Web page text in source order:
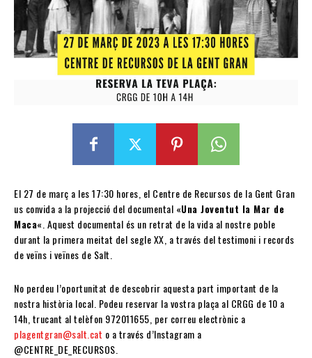
El 27 de març a les 17:30 hores, el Centre de Recursos de la Gent Gran
us convida a la projecció del documental «Una Joventut la Mar de
Maca«. Aquest documental és un retrat de la vida al nostre poble
durant la primera meitat del segle XX, a través del testimoni i records
de veïns i veïnes de Salt.
No perdeu l’oportunitat de descobrir aquesta part important de la
nostra història local. Podeu reservar la vostra plaça al CRGG de 10 a
14h, trucant al telèfon 972011655, per correu electrònic a
plagentgran@salt.cat o a través d’Instagram a
@CENTRE_DE_RECURSOS.